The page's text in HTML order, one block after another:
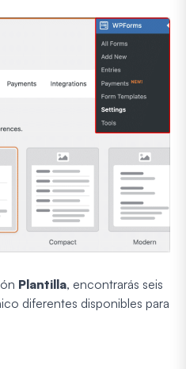
Plantilla, encontrarás seis
diferentes disponibles para